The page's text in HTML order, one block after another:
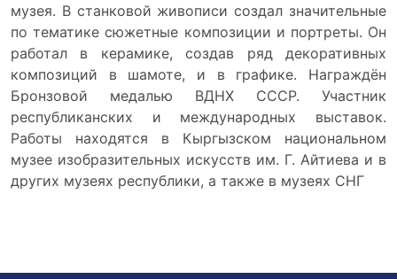
музея. В станковой живописи создал значительные
по тематике сюжетные композиции и портреты. Он
работал в керамике, создав ряд декоративных
композиций в шамоте, и в графике. Награждён
Бронзовой медалью ВДНХ СССР. Участник
республиканских и международных выставок.
Работы находятся в Кыргызском национальном
музее изобразительных искусств им. Г. Айтиева и в
других музеях республики, а также в музеях СНГ